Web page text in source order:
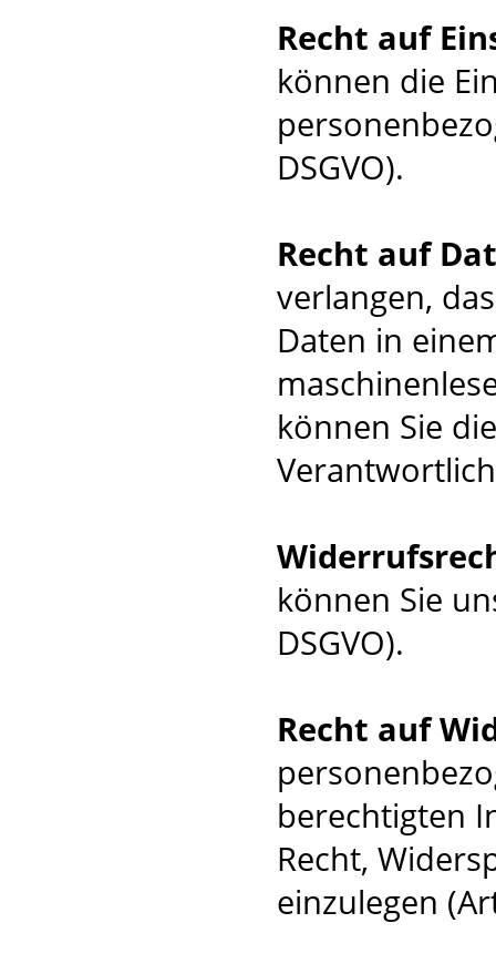
Recht auf
können die
DSGVO).
Recht auf
verlangen,
Daten in
können Sie
können Sie
DSGVO).
Recht auf
berechtigten
Recht,
einzulegen